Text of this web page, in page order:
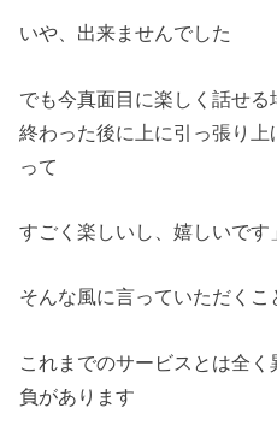
いや、出来ませんでした
でも今真面目に楽しく話せる
終わった後に上に引っ張り
って
すごく楽しいし、嬉しいです
そんな風に言っていただく
これまでのサービスとは全
負があります